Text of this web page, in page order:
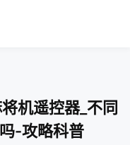
机遥控器_不同
-攻略科普